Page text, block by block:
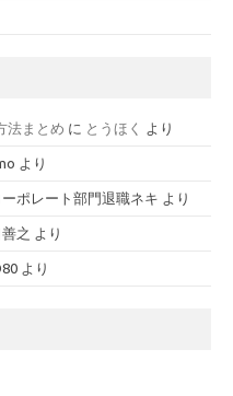
法まとめ に とうほく より
より
ポレート部門退職ネキ より
之 より
より